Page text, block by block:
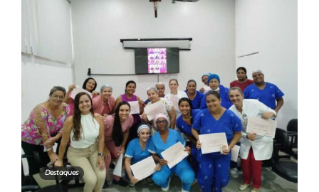
Destaques